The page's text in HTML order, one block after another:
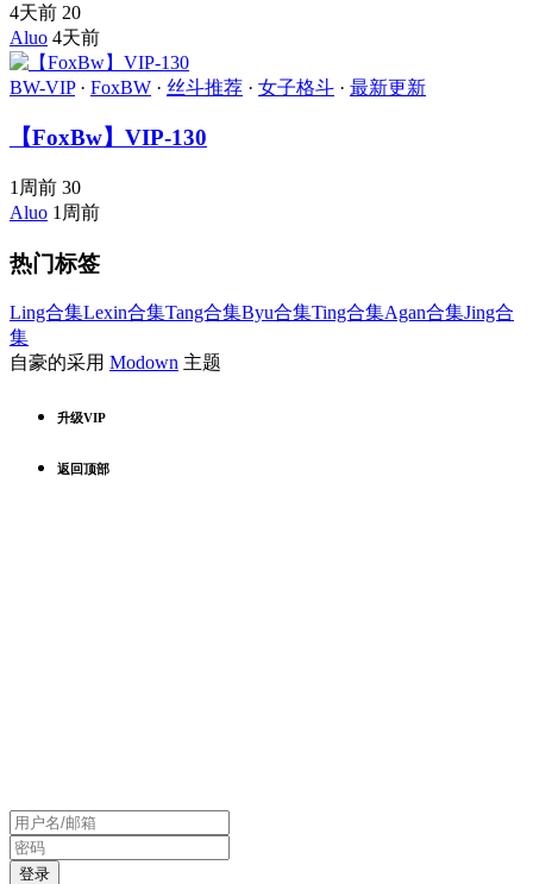
4天前 20
Aluo 4天前
BW-VIP· FoxBW · 丝斗推荐 · 女子格斗 · 最新更新
【FoxBw】VIP-130
1周前 30
Aluo 1周前
热门标签
Ling合集Lexin合集Tang合集Byu合集Ting合集Agan合集Jing合
集
自豪的采用 Modown 主题
升级VIP
返回顶部